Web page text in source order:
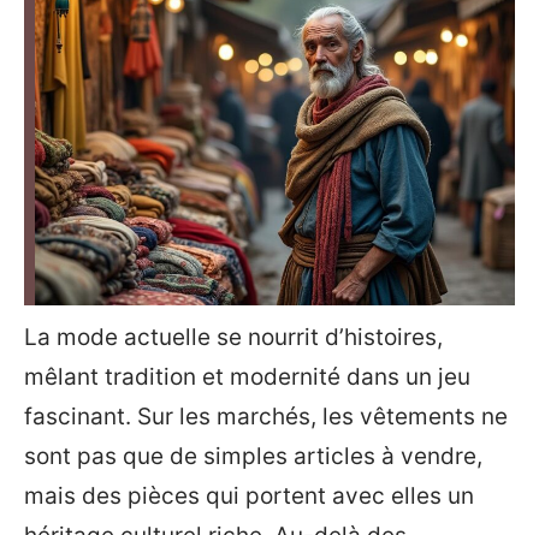
La mode actuelle se nourrit d’histoires,
mêlant tradition et modernité dans un jeu
fascinant. Sur les marchés, les vêtements ne
sont pas que de simples articles à vendre,
mais des pièces qui portent avec elles un